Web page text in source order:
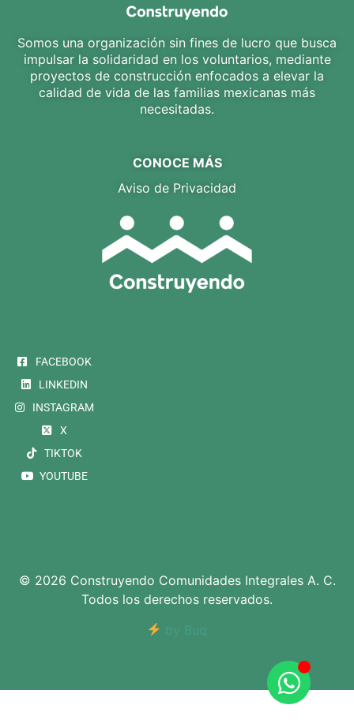
Somos una organización sin fines de lucro que busca
impulsar la solidaridad en los voluntarios, mediante
proyectos de construcción enfocados a elevar la
calidad de vida de las familias mexicanas más
necesitadas.
CONOCE MÁS
Aviso de Privacidad
FACEBOOK
LINKEDIN
INSTAGRAM
X
TIKTOK
YOUTUBE
© 2026 Construyendo Comunidades Integrales A. C.
Todos los derechos reservados.
by Buq